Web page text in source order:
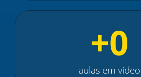
+0
aulas em vídeo